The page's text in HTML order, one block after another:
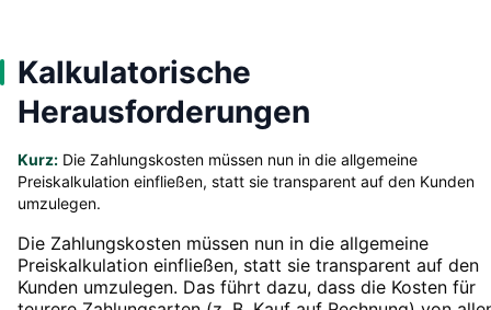
Kalkulatorische
Herausforderungen
Kurz: Die Zahlungskosten müssen nun in die allgemeine
Preiskalkulation einfließen, statt sie transparent auf den Kunden
umzulegen.
Die Zahlungskosten müssen nun in die allgemeine
Preiskalkulation einfließen, statt sie transparent auf den
Kunden umzulegen. Das führt dazu, dass die Kosten für